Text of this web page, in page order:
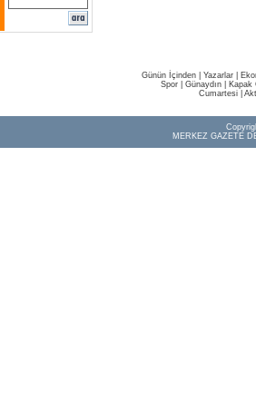
Günün İçinden Yazarlar
Spor
Günaydın Kapak
Cumartesi|
MERKEZ GAZETE